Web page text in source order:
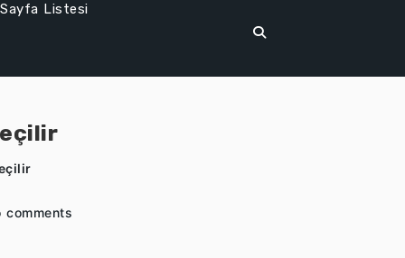
Sayfa Listesi
comments